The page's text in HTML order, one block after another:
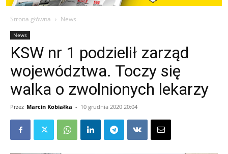
Strona główna News
News
KSW nr 1 podzielił zarząd
województwa. Toczy się
walka o zwolnionych lekarzy
Przez Marcin Kobiałka - 10 grudnia 2020 20:04